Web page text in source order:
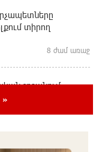
տիրող
8 ժամ առաջ
շրջանում
է տապալվել
են փոխել Հորմուզի
»